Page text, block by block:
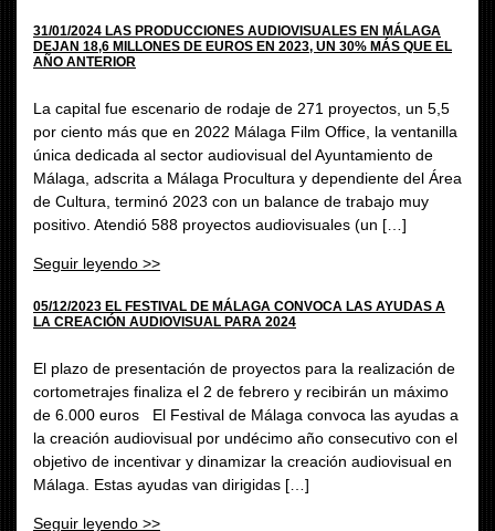
31/01/2024 LAS PRODUCCIONES AUDIOVISUALES EN MÁLAGA
DEJAN 18,6 MILLONES DE EUROS EN 2023, UN 30% MÁS QUE EL
AÑO ANTERIOR
La capital fue escenario de rodaje de 271 proyectos, un 5,5
por ciento más que en 2022 Málaga Film Office, la ventanilla
única dedicada al sector audiovisual del Ayuntamiento de
Málaga, adscrita a Málaga Procultura y dependiente del Área
de Cultura, terminó 2023 con un balance de trabajo muy
positivo. Atendió 588 proyectos audiovisuales (un […]
Seguir leyendo >>
05/12/2023 EL FESTIVAL DE MÁLAGA CONVOCA LAS AYUDAS A
LA CREACIÓN AUDIOVISUAL PARA 2024
El plazo de presentación de proyectos para la realización de
cortometrajes finaliza el 2 de febrero y recibirán un máximo
de 6.000 euros El Festival de Málaga convoca las ayudas a
la creación audiovisual por undécimo año consecutivo con el
objetivo de incentivar y dinamizar la creación audiovisual en
Málaga. Estas ayudas van dirigidas […]
Seguir leyendo >>